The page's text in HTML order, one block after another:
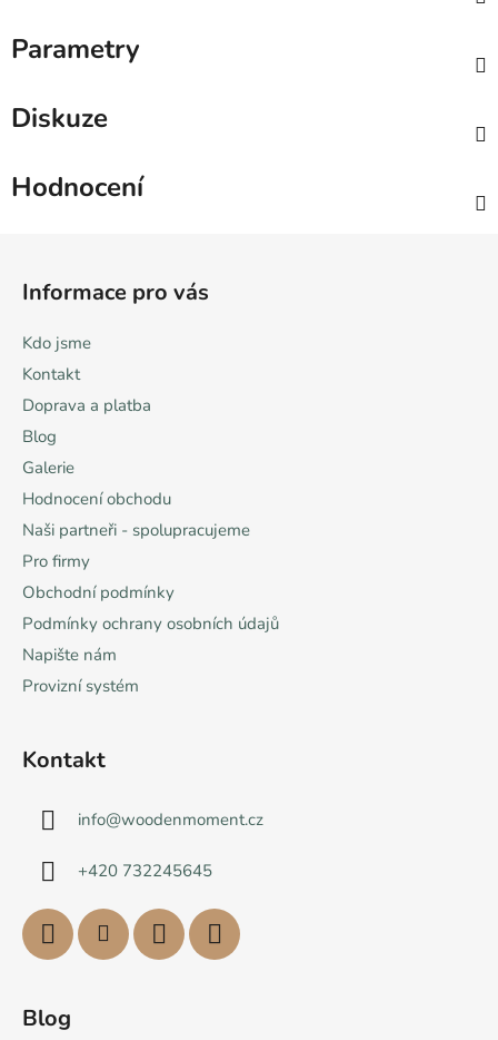
Parametry
Diskuze
Hodnocení
Informace pro vás
Kdo jsme
Kontakt
Doprava a platba
Blog
Galerie
Hodnocení obchodu
Naši partneři - spolupracujeme
Pro firmy
Obchodní podmínky
Podmínky ochrany osobních údajů
Napište nám
Provizní systém
Kontakt
info@woodenmoment.cz
+420 732245645
Blog